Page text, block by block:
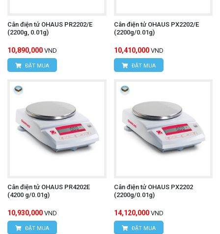
Cân điện tử OHAUS PR2202/E
(2200g, 0.01g)
10,890,000 VND
ĐẶT MUA
Cân điện tử OHAUS PX2202/E
(2200g/0.01g)
10,410,000 VND
ĐẶT MUA
Cân điện tử OHAUS PR4202E
(4200 g/0.01g)
10,930,000 VND
ĐẶT MUA
Cân điện tử OHAUS PX2202
(2200g/0.01g)
14,120,000 VND
ĐẶT MUA